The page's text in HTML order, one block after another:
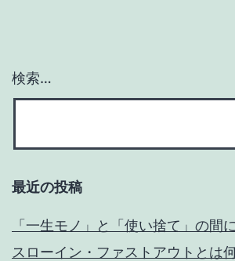
ン
検索…
最近の投稿
「一生モノ」と「使い捨て」の間
スローイン・ファストアウトとは